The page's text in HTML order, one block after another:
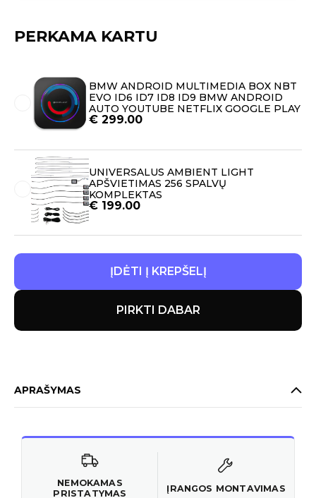
PERKAMA KARTU
BMW ANDROID MULTIMEDIA BOX NBT
EVO ID6 ID7 ID8 ID9 BMW ANDROID
AUTO YOUTUBE NETFLIX GOOGLE PLAY
€ 299.00
UNIVERSALUS AMBIENT LIGHT
APŠVIETIMAS 256 SPALVŲ
KOMPLEKTAS
€ 199.00
ĮDĖTI Į KREPŠELĮ
PIRKTI DABAR
APRAŠYMAS
NEMOKAMAS
PRISTATYMAS
ĮRANGOS MONTAVIMAS